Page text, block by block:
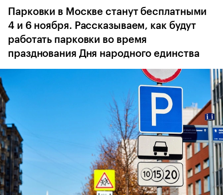
Парковки в Москве станут бесплатными
4 и 6 ноября. Рассказываем, как будут
работать парковки во время
празднования Дня народного единства